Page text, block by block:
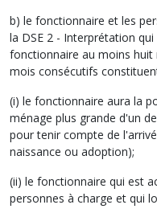
b) le fonctionnaire et les
la DSE 2 - Interprétation
fonctionnaire au moins
mois consécutifs
(i) le fonctionnaire aura la
ménage plus grande d'un
pour tenir compte de
naissance ou adoption);
(ii) le fonctionnaire qui est
personnes à charge et qui